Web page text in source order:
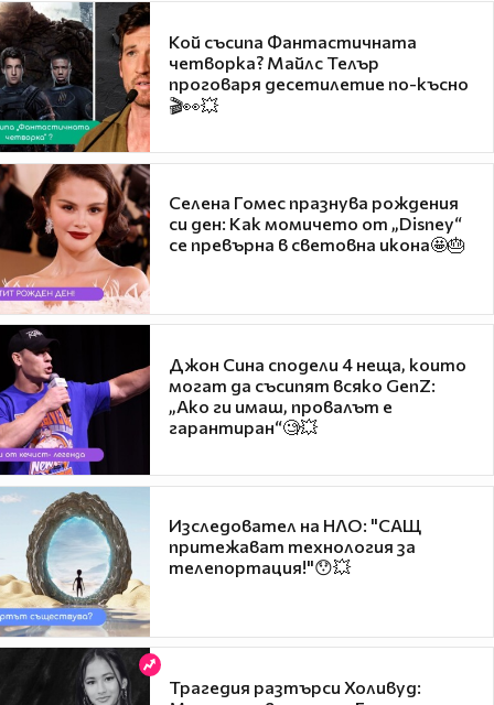
Кой съсипа Фантастичната
четворка? Майлс Телър
проговаря десетилетие по-късно
🎬👀💥
Селена Гомес празнува рождения
си ден: Как момичето от „Disney“
се превърна в световна икона🤩🎂
Джон Сина сподели 4 неща, които
могат да съсипят всяко GenZ:
„Ако ги имаш, провалът е
гарантиран“🧐💥
Изследовател на НЛО: "САЩ
притежават технология за
телепортация!"😯💥
Трагедия разтърси Холивуд: